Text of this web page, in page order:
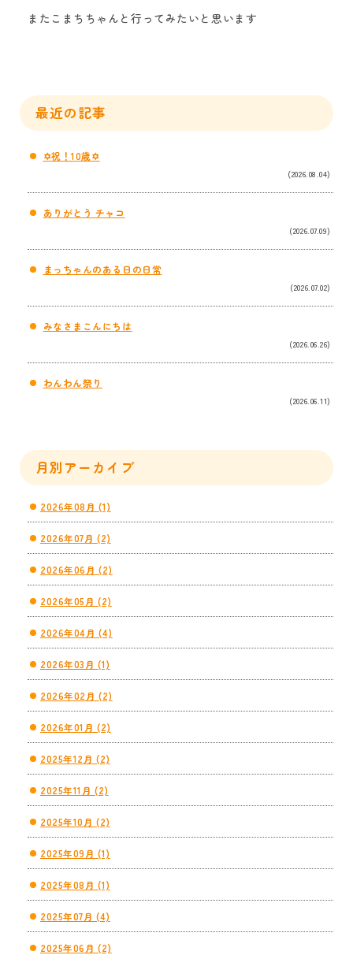
またこまちちゃんと行 っ てみたいと思います
最近の記事
✡祝！10歳✡
(2026.08.04)
ありがとう チャコ
(2026.07.09)
まっちゃんのある日の日常
(2026.07.02)
みなさまこんにちは
(2026.06.26)
わんわん祭り
(2026.06.11)
月別アーカイブ
2026年08月 (1)
2026年07月 (2)
2026年06月 (2)
2026年05月 (2)
2026年04月 (4)
2026年03月 (1)
2026年02月 (2)
2026年01月 (2)
2025年12月 (2)
2025年11月 (2)
2025年10月 (2)
2025年09月 (1)
2025年08月 (1)
2025年07月 (4)
2025年06月 (2)